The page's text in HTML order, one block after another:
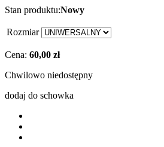
Stan produktu:Nowy
Rozmiar
Cena: 60,00 zł
Chwilowo niedostępny
dodaj do schowka